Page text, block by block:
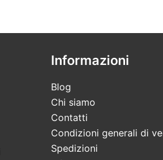
Informazioni
Blog
Chi siamo
Contatti
Condizioni generali di
Spedizioni